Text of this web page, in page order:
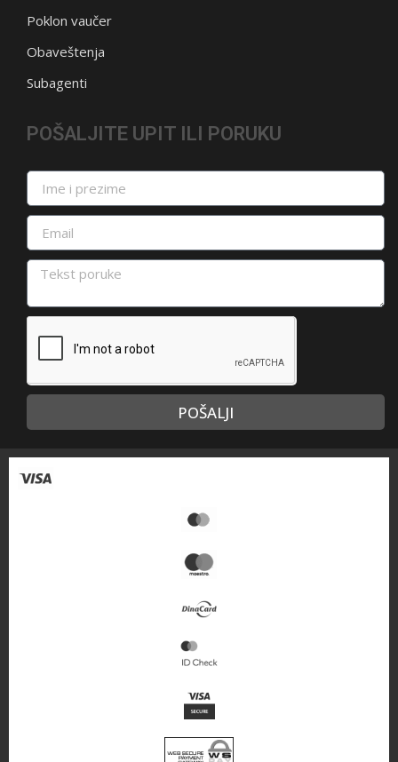
Poklon vaučer
Obaveštenja
Subagenti
POŠALJITE UPIT ILI PORUKU
POŠALJI